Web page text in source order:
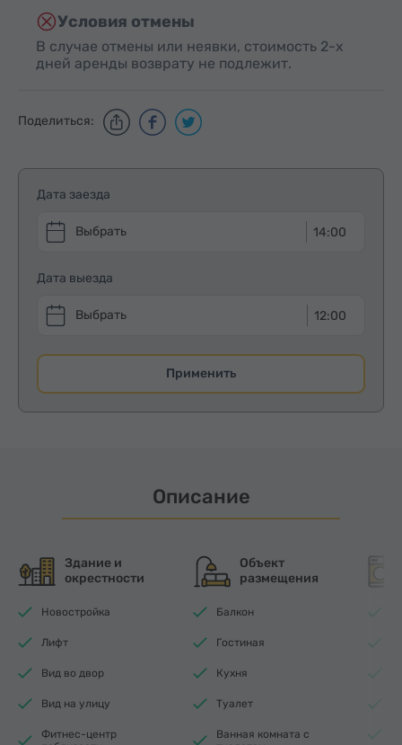
Условия отмены
В случае отмены или неявки, стоимость 2-х
дней аренды возврату не подлежит.
Поделиться:
Дата заезда
14:00
Дата выезда
12:00
Применить
Описание
Здание и
окрестности
Новостройка
Лифт
Вид во двор
Вид на улицу
Фитнес-центр
Объект
размещения
Балкон
Гостиная
Кухня
Туалет
Ванная комната с